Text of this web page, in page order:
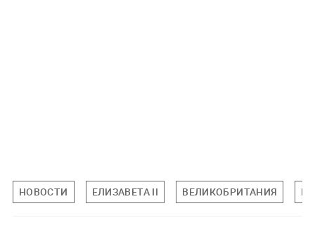
НОВОСТИ ЕЛИЗАВЕТА II ВЕЛИКОБРИТАНИЯ В